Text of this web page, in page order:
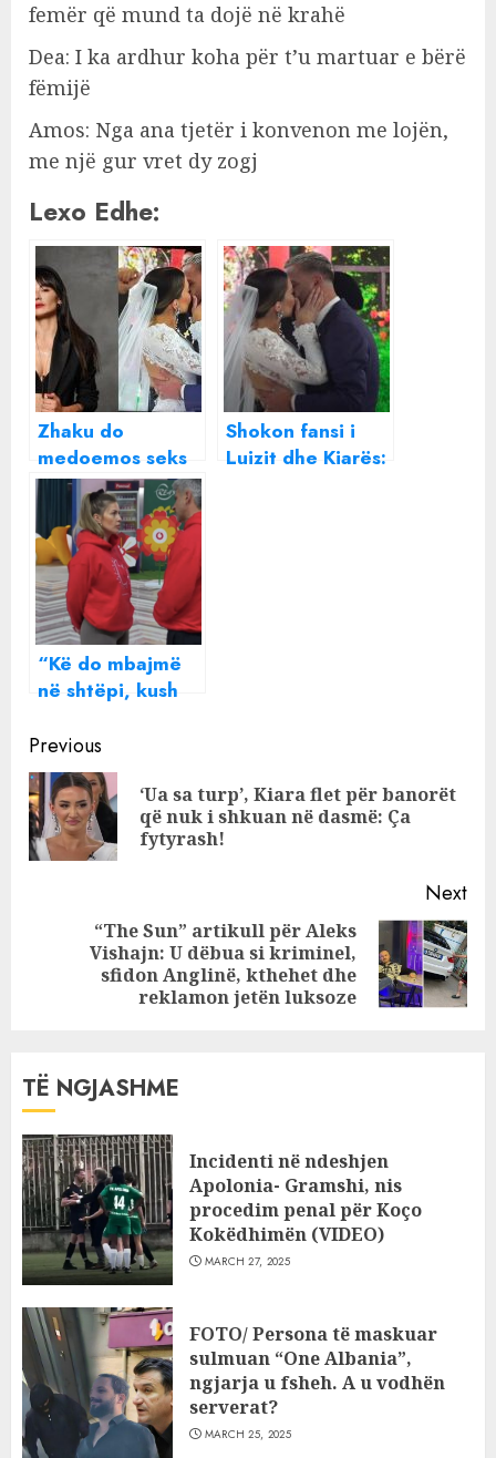
femër që mund ta dojë në krahë
Dea: I ka ardhur koha për t’u martuar e bërë
fëmijë
Amos: Nga ana tjetër i konvenon me lojën,
me një gur vret dy zogj
Lexo Edhe:
Zhaku do
medoemos seks
mes Kiarës dhe
Luizit: Më duket
e frikshme
Shokon fansi i
Luizit dhe Kiarës:
“Kë do mbajmë
në shtëpi, kush
Olta dhe Qetsori
bëjnë plane
kunder Luizit
Continue
Reading
Previous
‘Ua sa turp’, Kiara flet për banorët
që nuk i shkuan në dasmë: Ça
fytyrash!
Next
“The Sun” artikull për Aleks
Vishajn: U dëbua si kriminel,
sfidon Anglinë, kthehet dhe
reklamon jetën luksoze
TË NGJASHME
Incidenti në ndeshjen
Apolonia- Gramshi, nis
procedim penal për Koço
Kokëdhimën (VIDEO)
MARCH 27, 2025
FOTO/ Persona të maskuar
sulmuan “One Albania”,
ngjarja u fsheh. A u vodhën
serverat?
MARCH 25, 2025